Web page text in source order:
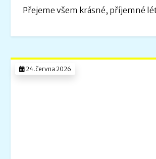
Přejeme všem krásné, příjemné
24.června 2026